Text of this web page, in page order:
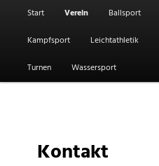
Hauptmenü
Start Verein Ballsport
Kampfsport
Leichtathletik
Turnen
Wassersport
Kontakt